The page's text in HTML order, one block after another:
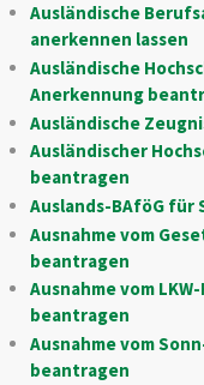
Ausländische
anerkennen lassen
Ausländische
Anerkennung
Ausländische
Ausländischer
beantragen
Auslands-BAföG
Ausnahme vom
beantragen
Ausnahme vom
beantragen
Ausnahme vom
beantragen